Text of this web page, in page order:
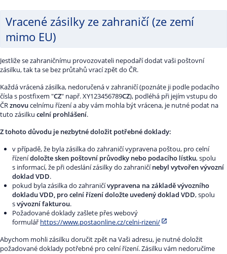
Vracené zásilky ze zahraničí (ze zemí
mimo EU)
Jestliže se zahraničnímu provozovateli nepodaří dodat vaši poštovní
zásilku, tak ta se bez průtahů vrací zpět do ČR.
Každá vrácená zásilka, nedoručená v zahraničí (poznáte ji podle podacího
čísla s postfixem "CZ" např. XY123456789CZ), podléhá při jejím vstupu do
ČRznovucelnímu řízení a aby vám mohla být vrácena, je nutné podat na
tuto zásilku celní prohlášení.
Z tohoto důvodu je nezbytné doložit potřebné doklady:
v případě, že byla zásilka do zahraničí vypravena poštou, pro celní
řízenídoložte sken poštovní průvodky nebo podacího lístku, spolu
s informací, že při odeslání zásilky do zahraničínebyl vytvořen vývozní
doklad VDD.
pokud byla zásilka do zahraničívypravena na základě vývozního
dokladu VDD, pro celní řízení doložte uvedený doklad VDD, spolu
svývozní fakturou.
Požadované doklady zašlete přes webový
formulář https://www.postaonline.cz/celni-rizeni/
Abychom mohli zásilku doručit zpět na Vaši adresu, je nutné doložit
požadované doklady potřebné pro celní řízení. Zásilku vám nedoručíme